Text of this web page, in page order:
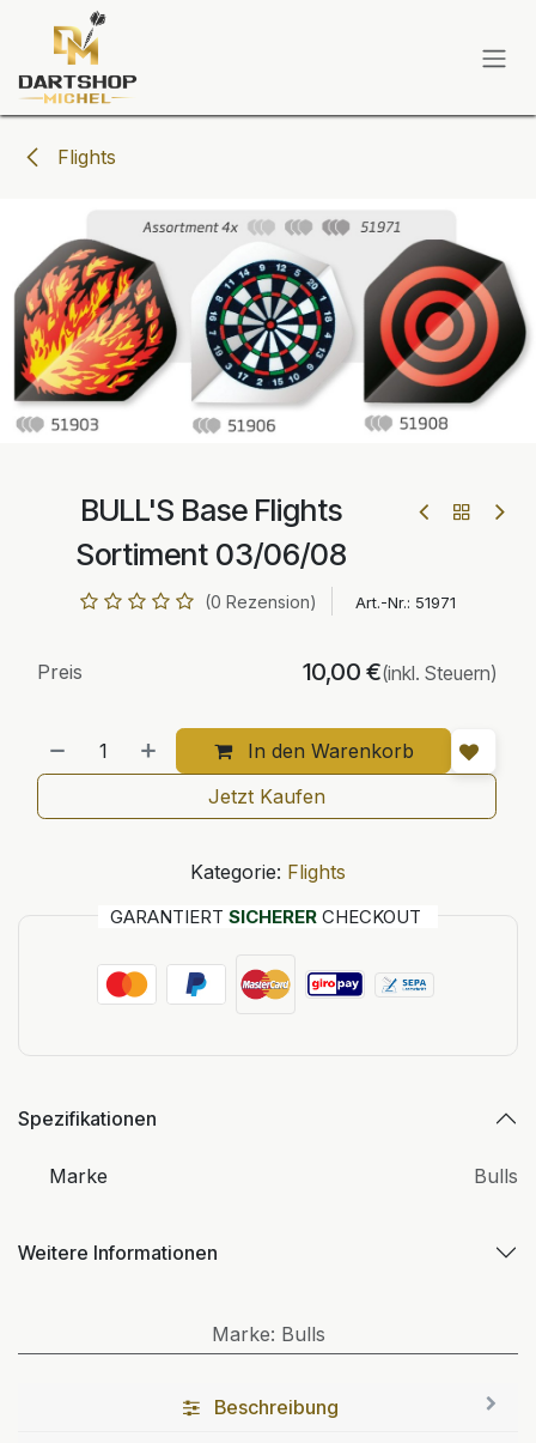
Zum Inhalt springen
Flights
BULL'S Base Flights
Sortiment 03/06/08
(0 Rezension) Art.-Nr.: 51971
In den Warenkorb
Preis 10,00 €(inkl. Steuern)
Jetzt Kaufen
Kategorie: Flights
GARANTIERT SICHERER CHECKOUT
Spezifikationen
Marke Bulls
Weitere Informationen
Marke: Bulls
Beschreibung